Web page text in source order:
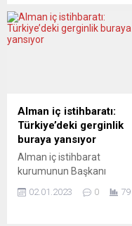
Partisi (CHP) Avusturya
Federasyonu bir açıklama
Cumhurbaşkanı Alexander
Van der Bellen’e destek
verdiklerini de açıkladı. CHP
Avusturya Federasyonu
Başkanı Çağdaş Arslan
konuya ilişkin...
Alman iç istihbaratı:
Türkiye’deki gerginlik
buraya yansıyor
Alman iç istihbarat
kurumunun Başkanı
politikadaki gerginliklerin
02.01.2023 0 79